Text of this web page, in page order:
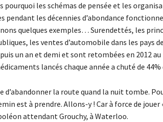
pourquoi les schémas de pensée et les
pendant les décennies d’abondance
quelques exemples… Surendettés, les
les ventes d’automobile dans les pays
un an et demi et sont retombées en 2012 au
lancés chaque année a chuté de
d’abandonner la route quand la nuit tombe.
est à prendre. Allons-y ! Car à force de
attendant Grouchy, à Waterloo.